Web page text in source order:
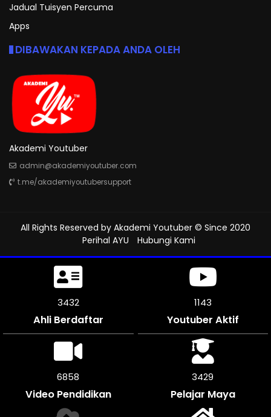
Jadual Tuisyen Percuma
Apps
DIBAWAKAN KEPADA ANDA OLEH
Akademi Youtuber
admin@akademiyoutuber.com
t.me/akademiyoutubersupport
All Rights Reserved by Akademi Youtuber © Since 2020
Perihal AYU
Hubungi Kami
3795
Ahli Berdaftar
1265
Youtuber Aktif
7590
Video Pendidikan
3795
Pelajar Maya